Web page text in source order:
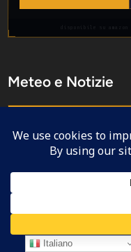
Meteo e Notizie
// timestamp
Italiano